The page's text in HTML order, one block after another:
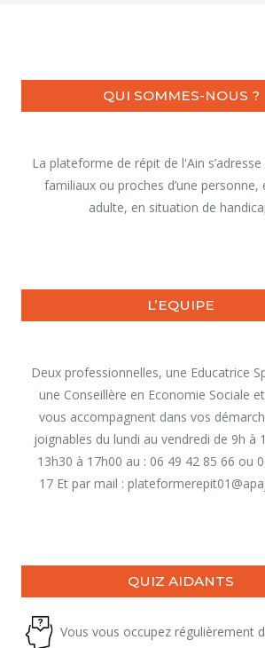
QUI SOMMES-NOUS ?
La plateforme de répit de l'Ain
familiaux ou proches d’une personne,
adulte, en situation de
L’EQUIPE
Deux professionnelles, une Educatrice
une Conseillère en Economie Sociale
vous accompagnent dans vos
joignables du lundi au vendredi de 9h à
13h30 à 17h00 au : 06 49 42 85 66 ou
17 Et par mail :
QUIZ AIDANTS
Vous vous occupez régulièrement